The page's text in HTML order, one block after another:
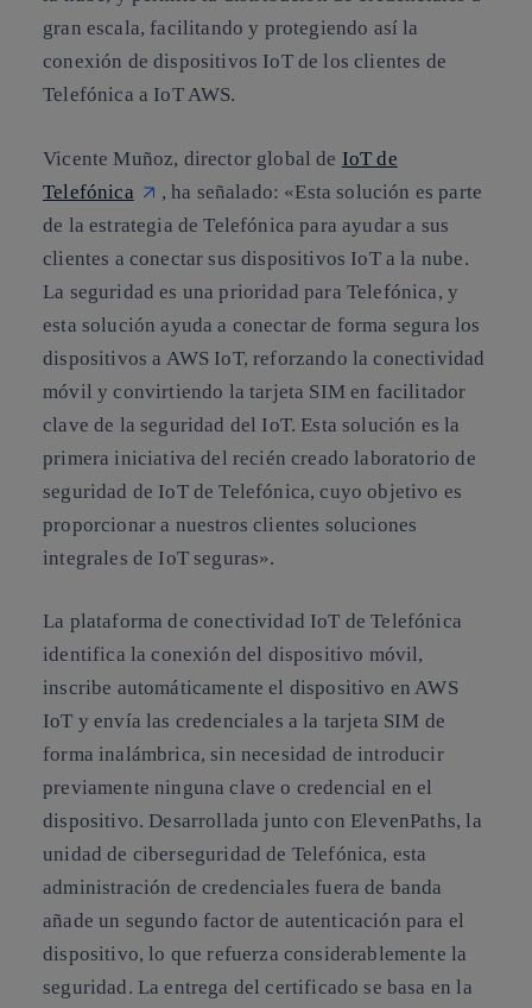
gran escala, facilitando y protegiendo así la
conexión de dispositivos IoT de los clientes de
Telefónica a IoT AWS.
Vicente Muñoz, director global de IoT de
Telefónica
, ha señalado: «Esta solución es parte
de la estrategia de Telefónica para ayudar a sus
clientes a conectar sus dispositivos IoT a la nube.
La seguridad es una prioridad para Telefónica, y
esta solución ayuda a conectar de forma segura los
dispositivos a AWS IoT, reforzando la conectividad
móvil y convirtiendo la tarjeta SIM en facilitador
clave de la seguridad del IoT. Esta solución es la
primera iniciativa del recién creado laboratorio de
seguridad de IoT de Telefónica, cuyo objetivo es
proporcionar a nuestros clientes soluciones
integrales de IoT seguras».
La plataforma de conectividad IoT de Telefónica
identifica la conexión del dispositivo móvil,
inscribe automáticamente el dispositivo en AWS
IoT y envía las credenciales a la tarjeta SIM de
forma inalámbrica, sin necesidad de introducir
previamente ninguna clave o credencial en el
dispositivo. Desarrollada junto con ElevenPaths, la
unidad de ciberseguridad de Telefónica, esta
administración de credenciales fuera de banda
añade un segundo factor de autenticación para el
dispositivo, lo que refuerza considerablemente la
seguridad. La entrega del certificado se basa en la